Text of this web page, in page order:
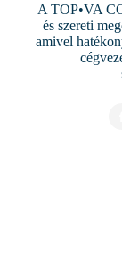
A TOP•VA
és szereti
amivel